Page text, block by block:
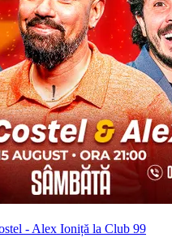
- Alex Ioniță la Club 99